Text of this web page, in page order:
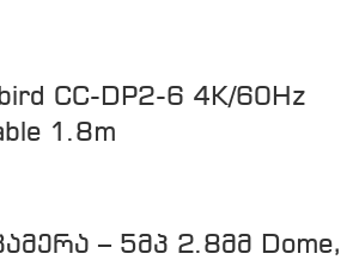
CC-DP2-6 4K/60Hz
1.8m
– 5მპ 2.8მმ Dome,